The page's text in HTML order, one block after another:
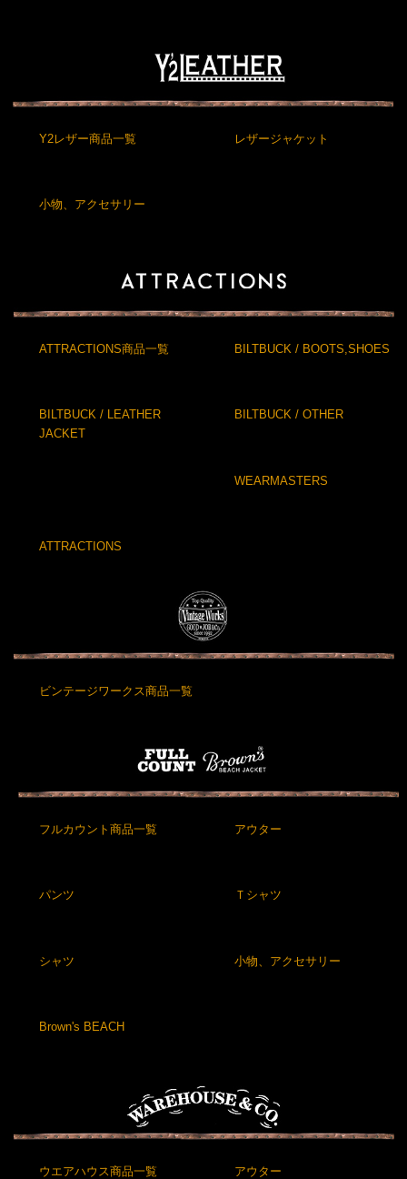
Y2レザー商品一覧 レザージャケット
小物、アクセサリー
ATTRACTIONS商品一覧 BILTBUCK / BOOTS,SHOES
BILTBUCK / LEATHER
JACKET
BILTBUCK / OTHER
WEARMASTERS
ATTRACTIONS
ビンテージワークス商品一覧
フルカウント商品一覧 アウター
パンツ Ｔシャツ
シャツ 小物、アクセサリー
Brown's BEACH
ウエアハウス商品一覧 アウター